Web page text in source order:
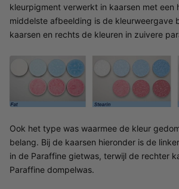
kleurpigment verwerkt in kaarsen met een
middelste afbeelding is de kleurweergave
kaarsen en rechts de kleuren in zuivere
Ook het type was waarmee de kleur
belang. Bij de kaarsen hieronder is de
in de Paraffine gietwas, terwijl de rechter
Paraffine dompelwas.